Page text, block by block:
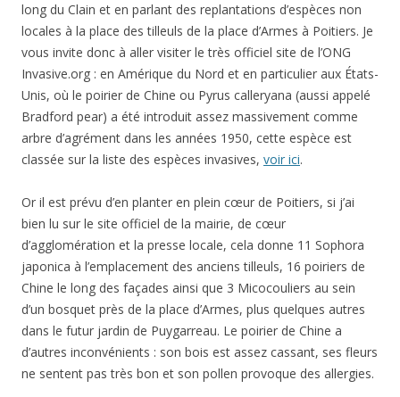
long du Clain et en parlant des replantations d’espèces non
locales à la place des tilleuls de la place d’Armes à Poitiers. Je
vous invite donc à aller visiter le très officiel site de l’ONG
Invasive.org : en Amérique du Nord et en particulier aux États-
Unis, où le poirier de Chine ou Pyrus calleryana (aussi appelé
Bradford pear) a été introduit assez massivement comme
arbre d’agrément dans les années 1950, cette espèce est
classée sur la liste des espèces invasives, voir ici.
Or il est prévu d’en planter en plein cœur de Poitiers, si j’ai
bien lu sur le site officiel de la mairie, de cœur
d’agglomération et la presse locale, cela donne 11 Sophora
japonica à l’emplacement des anciens tilleuls, 16 poiriers de
Chine le long des façades ainsi que 3 Micocouliers au sein
d’un bosquet près de la place d’Armes, plus quelques autres
dans le futur jardin de Puygarreau. Le poirier de Chine a
d’autres inconvénients : son bois est assez cassant, ses fleurs
ne sentent pas très bon et son pollen provoque des allergies.